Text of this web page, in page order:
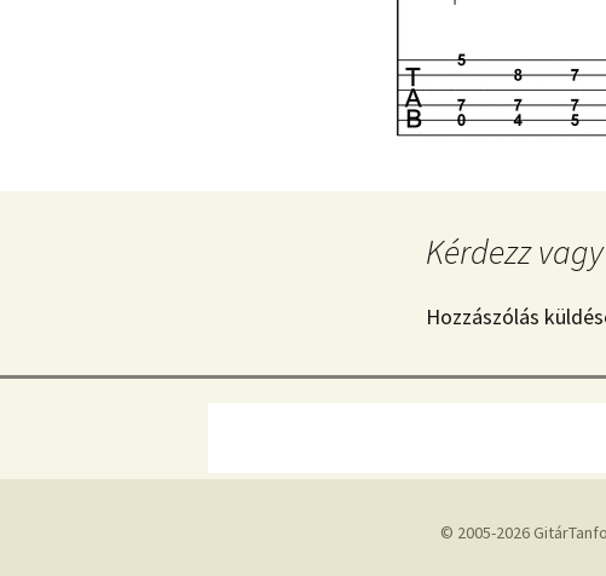
Kérdezz
Hozzászólás
© 2005-2026